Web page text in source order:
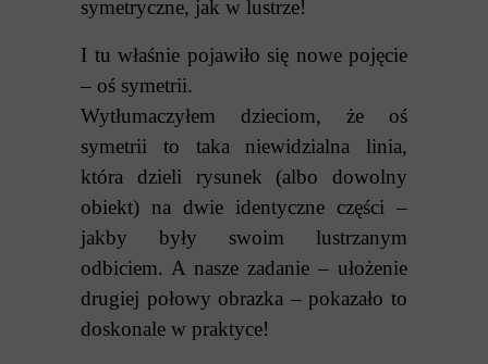
symetryczne, jak w lustrze!
I tu właśnie pojawiło się nowe pojęcie
– oś symetrii.
Wytłumaczyłem dzieciom, że oś
symetrii to taka niewidzialna linia,
która dzieli rysunek (albo dowolny
obiekt) na dwie identyczne części –
jakby były swoim lustrzanym
odbiciem. A nasze zadanie – ułożenie
drugiej połowy obrazka – pokazało to
doskonale w praktyce!